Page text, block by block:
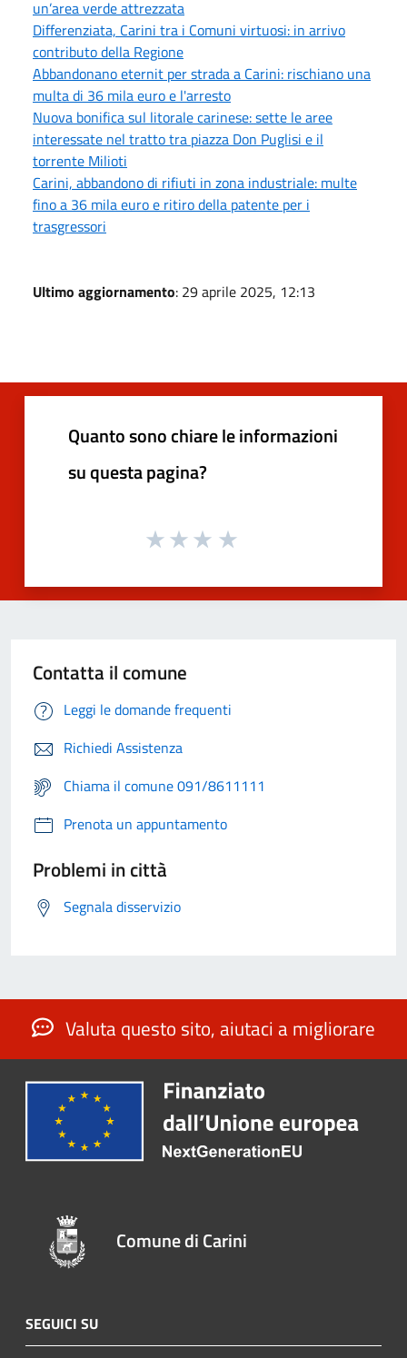
un’area verde attrezzata
Differenziata, Carini tra i Comuni virtuosi: in arrivo
contributo della Regione
Abbandonano eternit per strada a Carini: rischiano una
multa di 36 mila euro e l'arresto
Nuova bonifica sul litorale carinese: sette le aree
interessate nel tratto tra piazza Don Puglisi e il
torrente Milioti
Carini, abbandono di rifiuti in zona industriale: multe
fino a 36 mila euro e ritiro della patente per i
trasgressori
Ultimo aggiornamento: 29 aprile 2025, 12:13
Quanto sono chiare le informazioni
su questa pagina?
Contatta il comune
Leggi le domande frequenti
Richiedi Assistenza
Chiama il comune 091/8611111
Prenota un appuntamento
Problemi in città
Segnala disservizio
Valuta questo sito, aiutaci a migliorare
Comune di Carini
SEGUICI SU